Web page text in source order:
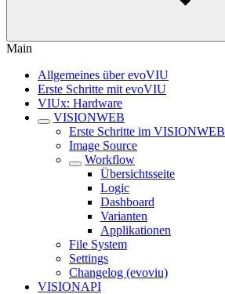
Main
Allgemeines über evoVIU
Erste Schritte mit evoVIU
VIUx: Hardware
VISIONWEB
Erste Schritte im VISIONWEB
Image Source
Workflow
Übersichtsseite
Logic
Dashboard
Varianten
Applikationen
File System
Settings
Changelog (evoviu)
VISIONAPI